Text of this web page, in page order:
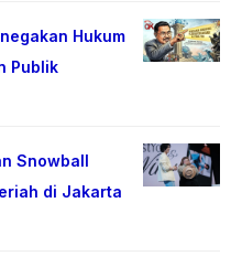
Hukum
Publik
Snowball
di Jakarta